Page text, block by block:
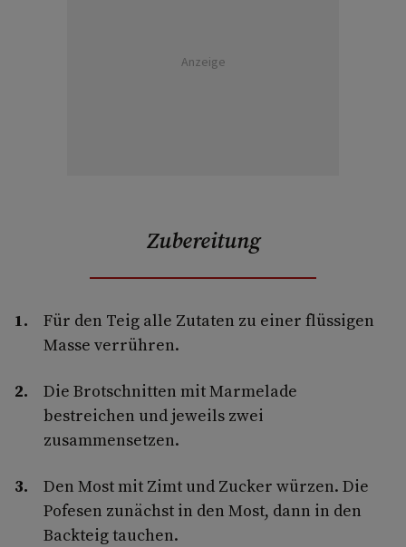
Anzeige
Zubereitung
Für den Teig alle Zutaten zu einer flüssigen
Masse verrühren.
Die Brotschnitten mit Marmelade
bestreichen und jeweils zwei
zusammensetzen.
Den Most mit Zimt und Zucker würzen. Die
Pofesen zunächst in den Most, dann in den
Backteig tauchen.